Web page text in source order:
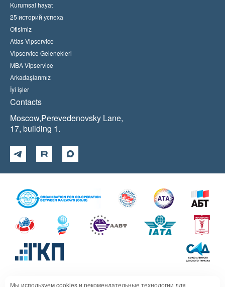
Kurumsal hayat
25 историй успеха
Ofisimiz
Atlas Vipservice
Vipservice Gelenekleri
MBA Vipservice
Arkadaşlarımız
İyi işler
Contacts
Moscow,Perevedenovsky Lane,
17, building 1.
Мы используем cookies и рекомендательные технологии для